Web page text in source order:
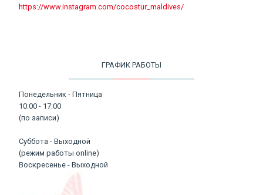
https://www.instagram.com/cocostur_maldives/
ГРАФИК РАБОТЫ
Понедельник - Пятница
10:00 - 17:00
(по записи)
Суббота - Выходной
(режим работы online)
Воскресенье - Выходной